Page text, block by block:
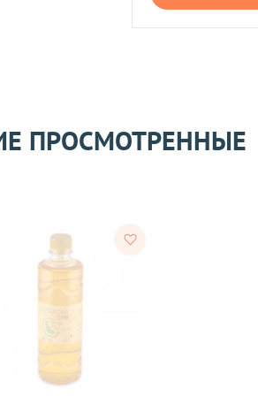
«О защите прав потребителей».
была совершена оплата товара.
они относятся к категориям,
ПРОСМОТРЕННЫЕ